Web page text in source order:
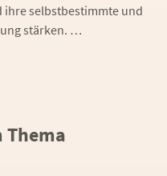
selbstbestimmte und
stärken. …
Thema